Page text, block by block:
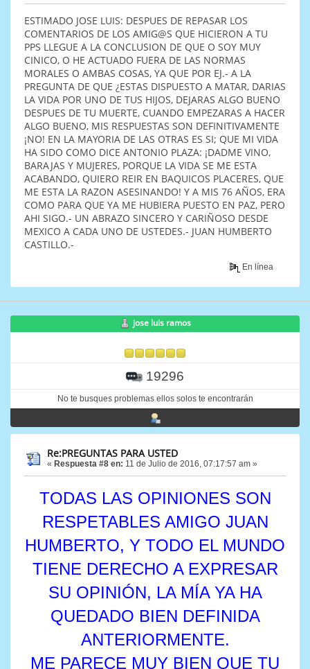
ESTIMADO JOSE LUIS: DESPUES DE REPASAR LOS
COMENTARIOS DE LOS AMIG@S QUE HICIERON A TU
PPS LLEGUE A LA CONCLUSION DE QUE O SOY MUY
CINICO, O HE ACTUADO FUERA DE LAS NORMAS
MORALES O AMBAS COSAS, YA QUE POR EJ.- A LA
PREGUNTA DE QUE ¿ESTAS DISPUESTO A MATAR, DARIAS
LA VIDA POR UNO DE TUS HIJOS, DEJARAS ALGO BUENO
DESPUES DE TU MUERTE, CUANDO EMPEZARAS A HACER
ALGO BUENO, MIS RESPUESTAS SON DEFINITIVAMENTE
¡NO! EN LA MAYORIA DE LAS OTRAS ES SI; QUE MI VIDA
HA SIDO COMO DICE ANTONIO PLAZA: ¡DADME VINO,
BARAJAS Y MUJERES, PORQUE LA VIDA SE ME ESTA
ACABANDO, QUIERO REIR EN BAQUICOS PLACERES, QUE
ME ESTA LA RAZON ASESINANDO! Y A MIS 76 AÑOS, ERA
COMO PARA QUE YA ME HUBIERA PUESTO EN PAZ, PERO
AHI SIGO.- UN ABRAZO SINCERO Y CARIÑOSO DESDE
MEXICO A CADA UNO DE USTEDES.- JUAN HUMBERTO
CASTILLO.-
En línea
jose luis ramos
19296
No te busques problemas ellos solos te encontrarán
Re:PREGUNTAS PARA USTED
« Respuesta #8 en: 11 de Julio de 2016, 07:17:57 am »
TODAS LAS OPINIONES SON
RESPETABLES AMIGO JUAN
HUMBERTO, Y TODO EL MUNDO
TIENE DERECHO A EXPRESAR
SU OPINIÓN, LA MÍA YA HA
QUEDADO BIEN DEFINIDA
ANTERIORMENTE.
ME PARECE MUY BIEN QUE TU